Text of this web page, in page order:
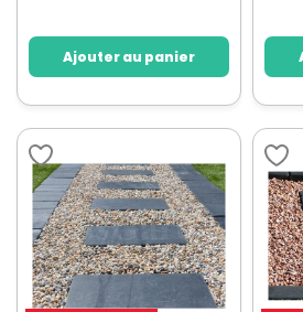
Ajouter au panier